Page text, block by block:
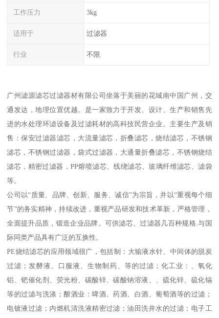
工作压力 3kg
适用于 过滤器
行业 不限
广州滤源滤芯过滤器材有限公司坐落于美丽的花城南中国广州，交
通发达，地理位置优越。是一家致力于开发、设计、生产和销售先
进的水处理环滤设备及过滤耗材的高科技民营企业。主要生产及销
售：保安过滤器滤芯，大流量滤芯，折叠滤芯，烧结滤芯，不锈钢
滤芯，不锈钢过滤器，袋式过滤器，大通量折叠滤芯，不锈钢烧结
滤芯，精密过滤器，PP熔喷滤芯、线绕滤芯、玻璃纤维滤芯、滤袋
等。
公司以“质量、品牌、创新、服务、诚信”为宗旨，并以“重视每个细
节”的务实精神，持续改进，重视产品研发和技术革新，严格管理，
全面提升品质，锻造企业品牌。可供滤芯、过滤器几百种规格.与国
际同类产品具有广泛的互换性。
PE烧结滤芯的应用领域很广，包括制：大输液水针、中间体的脱炭
过滤；发酵液、口服液、生物制药、等的过滤；化工业：、氧化
铝、钯催化剂、荧光粉、碳酸锌、碳酸钠溶液、、硫化锌、硫化镉
等的过滤与洗涤；酿酒业：啤酒、药酒、白酒、葡萄酒等的过滤；
电镀液过滤；内燃机清洗液精密过滤；油田洗井水的过滤；电子工